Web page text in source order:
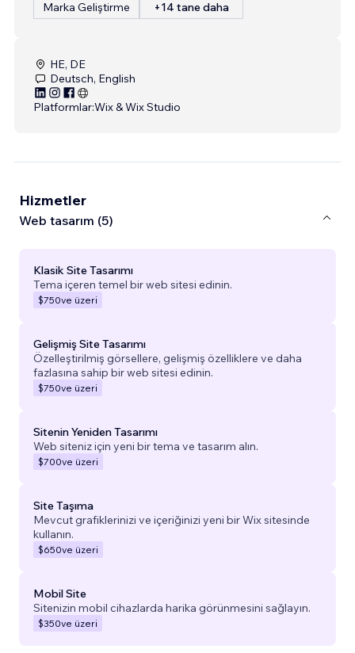
Marka Geliştirme
+14 tane daha
HE, DE
Deutsch, English
Platformlar:Wix & Wix Studio
Hizmetler
Web tasarım (5)
Klasik Site Tasarımı
Tema içeren temel bir web sitesi edinin.
$750ve üzeri
Gelişmiş Site Tasarımı
Özelleştirilmiş görsellere, gelişmiş özelliklere ve daha
fazlasına sahip bir web sitesi edinin.
$750ve üzeri
Sitenin Yeniden Tasarımı
Web siteniz için yeni bir tema ve tasarım alın.
$700ve üzeri
Site Taşıma
Mevcut grafiklerinizi ve içeriğinizi yeni bir Wix sitesinde
kullanın.
$650ve üzeri
Mobil Site
Sitenizin mobil cihazlarda harika görünmesini sağlayın.
$350ve üzeri